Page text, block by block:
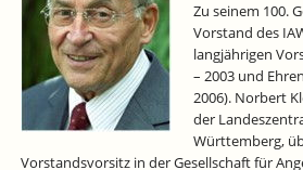
Zu seinem 100.
Vorstand des
langjährigen
– 2003 und
2006). Norbert
der
Württemberg,
Vorstandsvorsitz in der Gesellschaft für